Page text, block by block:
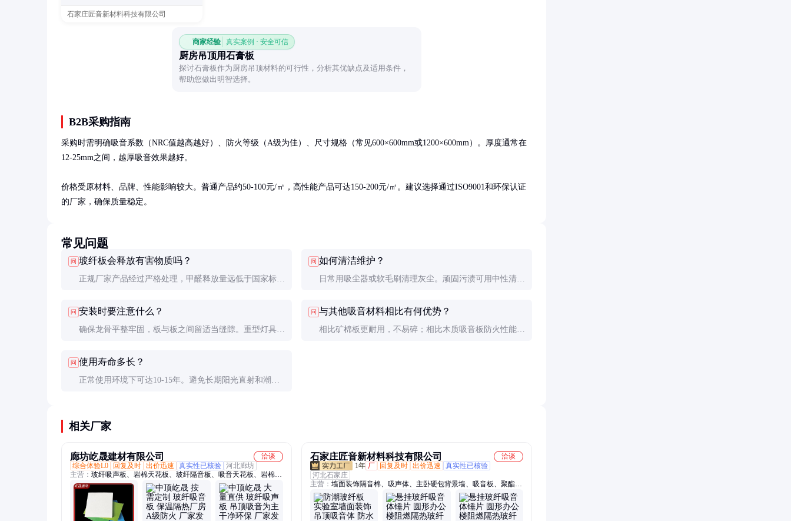
石家庄匠音新材料科技有限公司
商家经验 真实案例 · 安全可信
厨房吊顶用石膏板
探讨石膏板作为厨房吊顶材料的可行性，分析其优缺点及适用条件，
帮助您做出明智选择。
B2B采购指南
采购时需明确吸音系数（NRC值越高越好）、防火等级（A级为佳）、尺寸规格（常见600×600mm或1200×600mm）。厚度通常在
12-25mm之间，越厚吸音效果越好。
价格受原材料、品牌、性能影响较大。普通产品约50-100元/㎡，高性能产品可达150-200元/㎡。建议选择通过ISO9001和环保认证
的厂家，确保质量稳定。
常见问题
问 玻纤板会释放有害物质吗？
正规厂家产品经过严格处理，甲醛释放量远低于国家标
使用。
问 如何清洁维护？
日常用吸尘器或软毛刷清理灰尘。顽固污渍可用中性清洁
洗。
问 安装时要注意什么？
确保龙骨平整牢固，板与板之间留适当缝隙。重型灯具需
产品。
问 与其他吸音材料相比有何优势？
相比矿棉板更耐用，不易碎；相比木质吸音板防火性能更
问 使用寿命多长？
正常使用环境下可达10-15年。避免长期阳光直射和潮湿
相关厂家
廊坊屹晟建材有限公司
洽谈
综合体验L0
回复及时 出价迅速 真实性已核验 河北廊坊
主营： 玻纤吸声板、岩棉天花板、玻纤隔音板、吸音天花板、岩棉吊
顶板、复合吸音板、吊顶玻纤板、玻纤吸音板、岩棉吸音板、纤维吸
音板、吸音复合板、铝蜂窝吸音板、复合铝吸音板、玻纤装饰吸音
板、复合天花板、复合吸声板、玻璃纤维吸声板
石家庄匠音新材料科技有限公司
洽谈
1年 厂 回复及时 出价迅速
真实性已核验
河北石家庄
主营： 墙面装饰隔音棉、吸声体、主卧硬包背景墙、吸音板、聚酯纤
维吸音板、玻纤吸音体、玻纤板、吊顶吸音体、防潮玻纤板、全频吸
声吊顶材料、悬挂玻纤吸音体锤片、悬挂玻纤吸音体、玻纤吸音体锤
片、吸音体锤片、软包吸音墙、软包吸音板、悬挂吸音体、吸音体立